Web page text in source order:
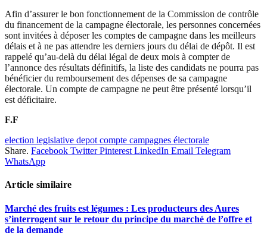
Afin d’assurer le bon fonctionnement de la Commission de contrôle
du financement de la campagne électorale, les personnes concernées
sont invitées à déposer les comptes de campagne dans les meilleurs
délais et à ne pas attendre les derniers jours du délai de dépôt. Il est
rappelé qu’au-delà du délai légal de deux mois à compter de
l’annonce des résultats définitifs, la liste des candidats ne pourra pas
bénéficier du remboursement des dépenses de sa campagne
électorale. Un compte de campagne ne peut être présenté lorsqu’il
est déficitaire.
F.F
election legislative depot compte campagnes électorale
Share. Facebook Twitter Pinterest LinkedIn Email Telegram
WhatsApp
Article similaire
Marché des fruits est légumes : Les producteurs des Aures
s’interrogent sur le retour du principe du marché de l’offre et
de la demande